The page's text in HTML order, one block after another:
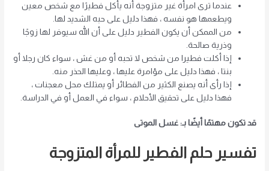
عندما ترى امرأة غير متزوجة أنه يأكل فطيرًا مع شخص معين
ويطعمها هو نفسه ، فهذا دليل على حبه الشديد لها.
من الممكن أن يكون الفطير دليل على أن الله سيوفر لها زوجًا
وذرية صالحة.
إذا أكلت فطيرا من شخص لا تحبه أو من غش ، سواء كان رجلا أو
بنتا ، فهذا دليل على مؤامرة عليها ، وعليها الحذر منه.
إذا رأى أنه يصنع الكثير من الفطائر أو يمتلك محل معجنات ،
فهذا دليل على تحقيق الأحلام ، سواء في العمل أو في الدراسة.
قد تكون مهتمًا أيضًا بـ: غسل الموتى
تفسير حلم الفطير للمرأة المتزوجة